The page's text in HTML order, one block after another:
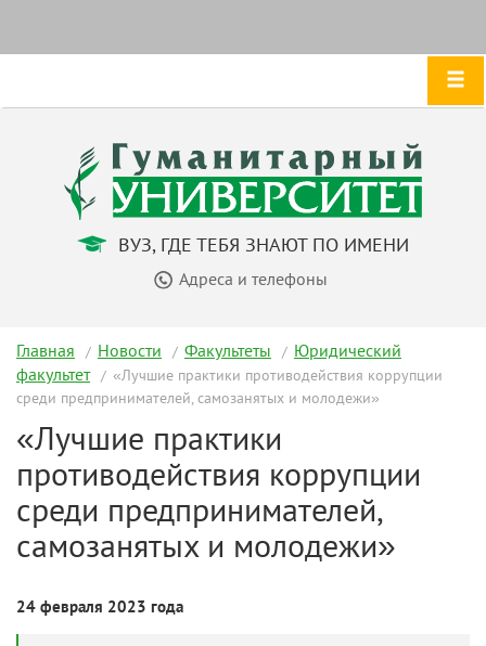
ВУЗ, ГДЕ ТЕБЯ ЗНАЮТ ПО ИМЕНИ
Адреса и телефоны
Главная Новости Факультеты
Юридический
факультет
«Лучшие практики противодействия коррупции
среди предпринимателей, самозанятых и молодежи»
«Лучшие практики
противодействия коррупции
среди предпринимателей,
самозанятых и молодежи»
24 февраля 2023 года